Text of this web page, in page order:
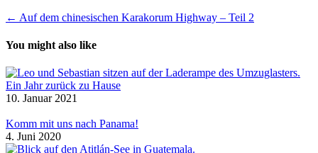
← Auf dem chinesischen Karakorum Highway – Teil 2
You might also like
Ein Jahr zurück zu Hause
10. Januar 2021
Komm mit uns nach Panama!
4. Juni 2020